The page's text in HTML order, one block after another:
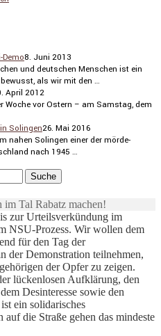
8. Juni 2013
und deutschen Menschen ist ein
als wir mit den …
April 2012
Woche vor Ostern – am Samstag, dem
Solingen26. Mai 2016
nahen Solingen einer der mörde­
nach 1945 …
Tal Rabatz machen!
zur Urteilsverkündung im
NSU-Prozess. Wir wollen dem
für den Tag der
der Demonstration teilnehmen,
der Opfer zu zeigen.
lückenlosen Aufklärung, den
Desinteresse sowie den
ein solidarisches
auf die Straße gehen das mindeste